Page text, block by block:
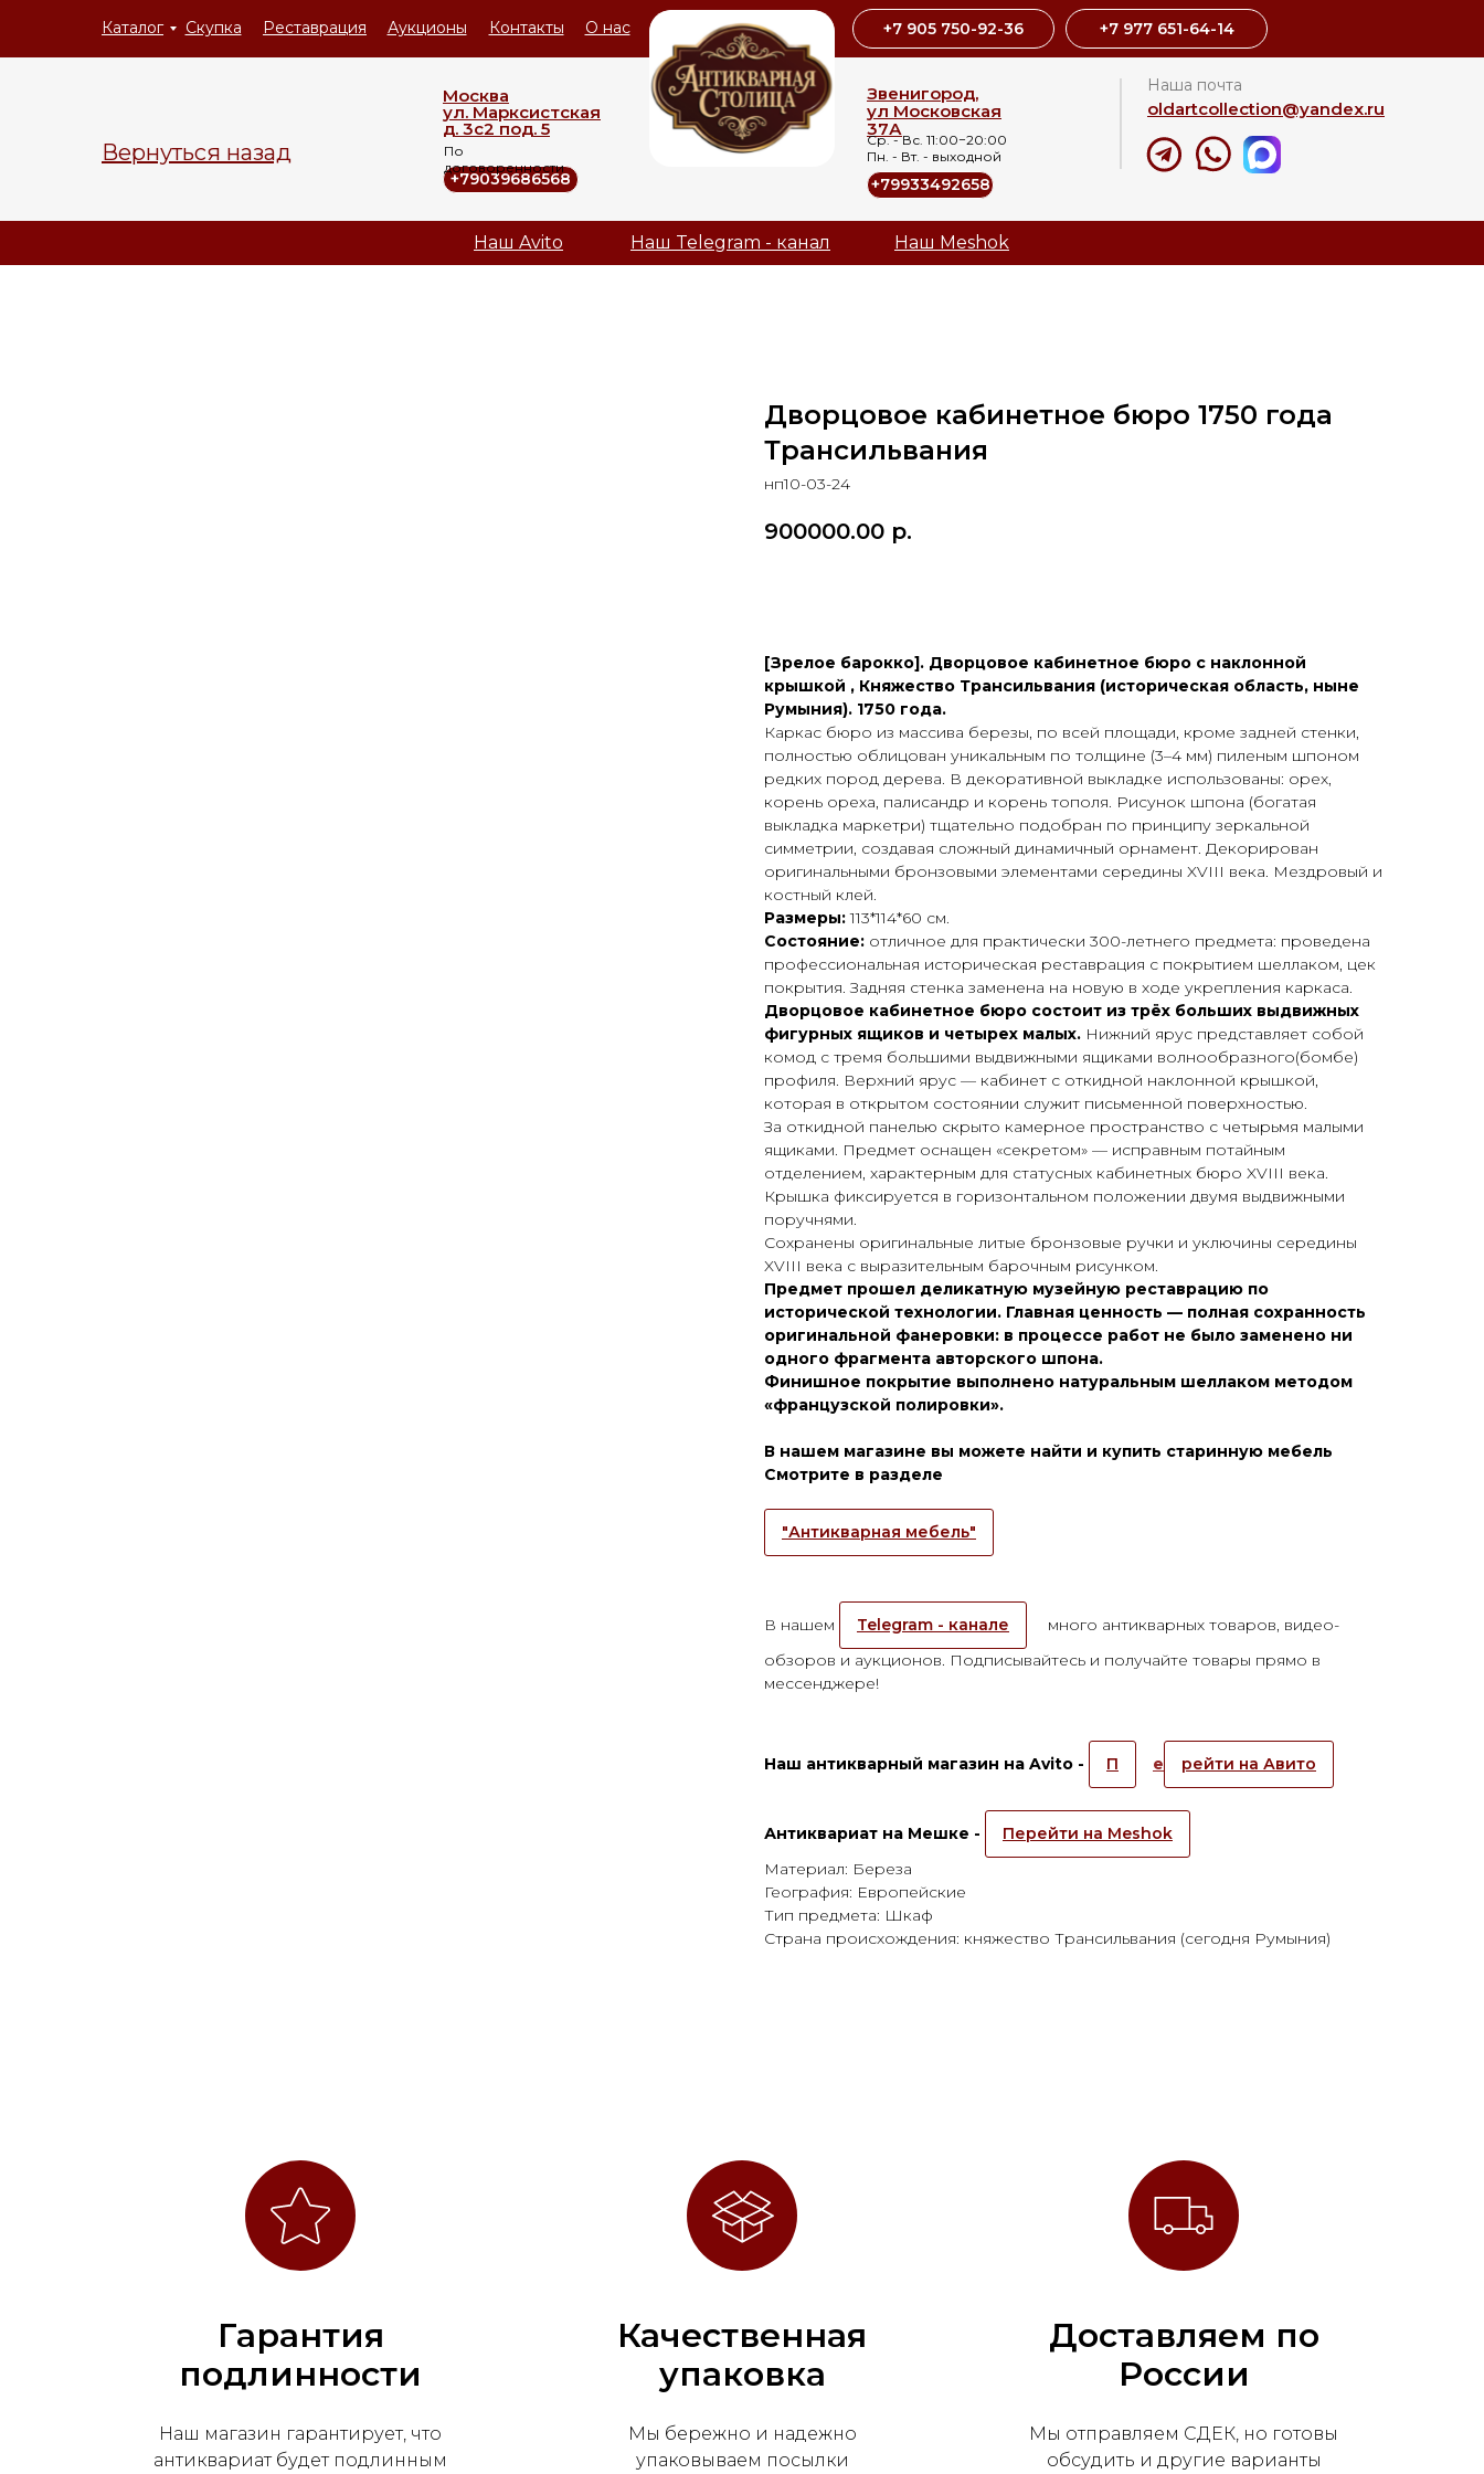
Наша почта
Аукционы
Реставрация
Скупка Контакты О нас
Каталог
oldartcollection@yandex.ru
+7 977 651-64-14
Москва
ул. Марксистская
д. 3с2 под. 5
+79039686568
По
договоренности
+7 905 750-92-36
Вернуться назад
Звенигород,
ул Московская
37А
Ср. - Вс. 11:00−20:00
Пн. - Вт. - выходной
+79933492658
Наш Meshok
Наш Avito Наш Telegram - канал
Дворцовое кабинетное бюро 1750 года
Трансильвания
нп10-03-24
900000.00 р.
[Зрелое барокко]. Дворцовое кабинетное бюро с наклонной
крышкой , Княжество Трансильвания (историческая область, ныне
Румыния). 1750 года.
Каркас бюро из массива березы, по всей площади, кроме задней стенки,
полностью облицован уникальным по толщине (3–4 мм) пиленым шпоном
редких пород дерева. В декоративной выкладке использованы: орех,
корень ореха, палисандр и корень тополя. Рисунок шпона (богатая
выкладка маркетри) тщательно подобран по принципу зеркальной
симметрии, создавая сложный динамичный орнамент. Декорирован
оригинальными бронзовыми элементами середины XVIII века. Мездровый и
костный клей.
Размеры:113*114*60 см.
Состояние: отличное для практически 300-летнего предмета: проведена
профессиональная историческая реставрация с покрытием шеллаком, цек
покрытия. Задняя стенка заменена на новую в ходе укрепления каркаса.
Дворцовое кабинетное бюро состоит из трёх больших выдвижных
фигурных ящиков и четырех малых. Нижний ярус представляет собой
комод с тремя большими выдвижными ящиками волнообразного(бомбе)
профиля. Верхний ярус — кабинет с откидной наклонной крышкой,
которая в открытом состоянии служит письменной поверхностью.
За откидной панелью скрыто камерное пространство с четырьмя малыми
ящиками. Предмет оснащен «секретом» — исправным потайным
отделением, характерным для статусных кабинетных бюро XVIII века.
Крышка фиксируется в горизонтальном положении двумя выдвижными
поручнями.
Сохранены оригинальные литые бронзовые ручки и уключины середины
XVIII века с выразительным барочным рисунком.
Предмет прошел деликатную музейную реставрацию по
исторической технологии. Главная ценность — полная сохранность
оригинальной фанеровки: в процессе работ не было заменено ни
одного фрагмента авторского шпона.
Финишное покрытие выполнено натуральным шеллаком методом
«французской полировки».
В нашем магазине вы можете найти и купить старинную мебель
Смотрите в разделе
"Антикварная мебель"
В нашем Telegram - канале
много антикварных товаров, видео-
обзоров и аукционов. Подписывайтесь и получайте товары прямо в
мессенджере!
Наш антикварный магазин на Avito - П е рейти на Авито
Антиквариат на Мешке -
Перейти на Meshok
Материал: Береза
География: Европейские
Тип предмета: Шкаф
Страна происхождения: княжество Трансильвания (сегодня Румыния)
Гарантия
подлинности
Наш магазин гарантирует, что
антиквариат будет подлинным
Качественная
упаковка
Мы бережно и надежно
упаковываем посылки
Доставляем по
России
Мы отправляем СДЕК, но готовы
обсудить и другие варианты